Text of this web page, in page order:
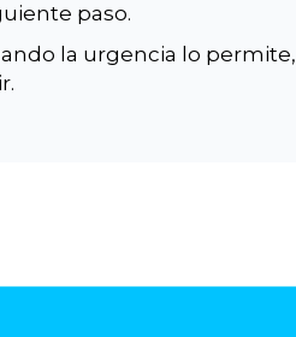
paso.
la urgencia lo permite,